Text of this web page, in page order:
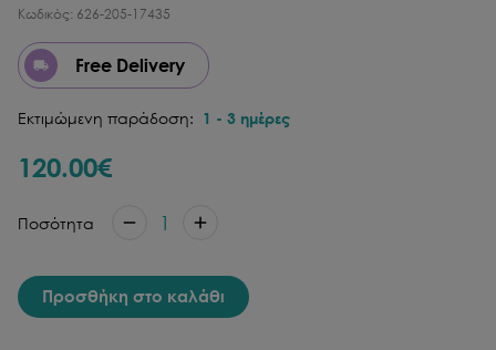
Κωδικός: 626-205-17435
Free Delivery
Εκτιμώμενη παράδοση: 1 - 3 ημέρες
120.00€
Ποσότητα 1
Προσθήκη στο καλάθι